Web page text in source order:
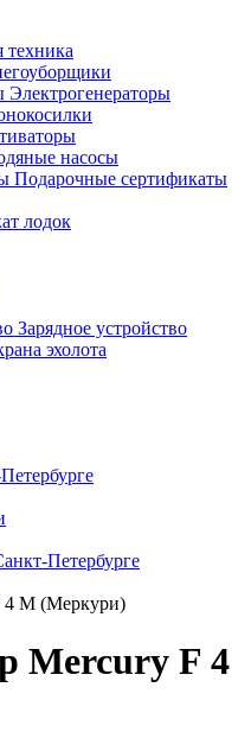
техника
Электрогенераторы
насосы
Подарочные сертификаты
лодок
Зарядное устройство
эхолота
Петербурге
4 M (Меркури)
Mercury F 4